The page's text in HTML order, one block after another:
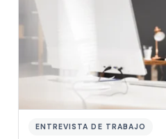
ENTREVISTA DE TRABAJO